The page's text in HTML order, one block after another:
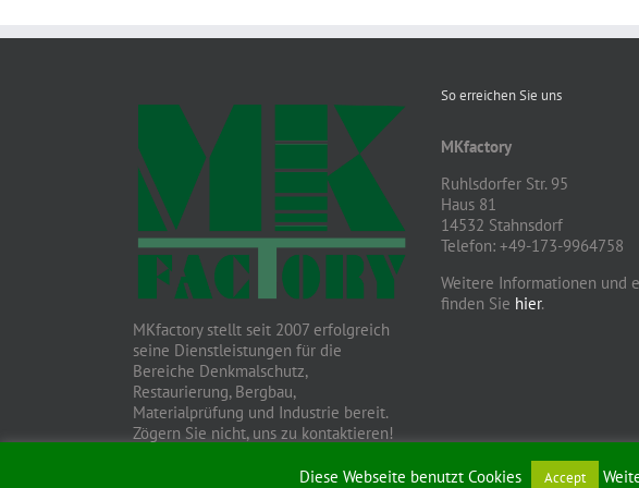
MKfactory stellt seit 2007 erfolgreich
seine Dienstleistungen für die
Bereiche Denkmalschutz,
Restaurierung, Bergbau,
Materialprüfung und Industrie bereit.
Zögern Sie nicht, uns zu kontaktieren!
So erreichen Sie uns
MKfactory
Ruhlsdorfer Str. 95
Haus 81
14532 Stahnsdorf
Telefon: +49-173-9964758
Weitere Informationen und
finden Sie hier.
Diese Webseite benutzt Cookies Accept